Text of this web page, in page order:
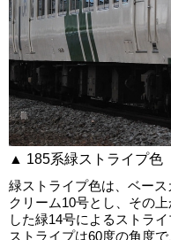
▲ 185系緑ストライプ色
緑ストライプ色は、ベー
クリーム10号とし、その
した緑14号によるストラ
ストライプは60度の角度